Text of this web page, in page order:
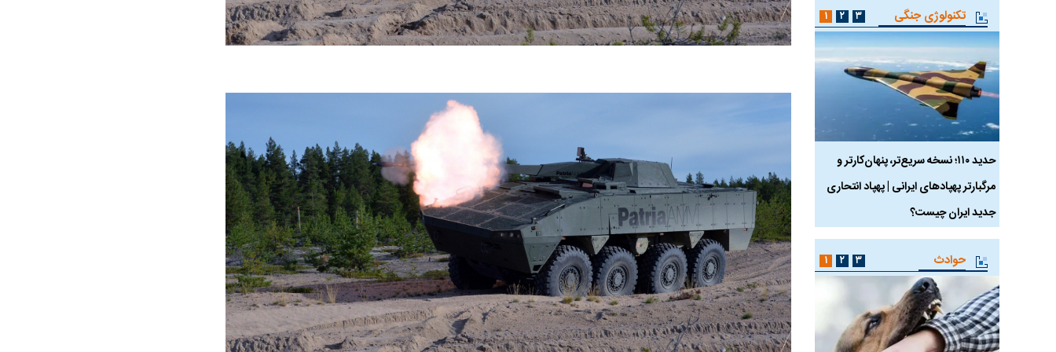
تکنولوژی جنگی
حدید ۱۱۰؛ نسخه سریع‌تر، پنهان‌کارتر و
مرگبارتر پهپادهای ایرانی | پهپاد انتحاری
جدید ایران چیست؟
فضاپیمای «استارشیپ» ایلان ماسک
چیست؟
حدید ۱۱۰؛ نسخه سریع‌تر، پنهان‌کارتر و
مرگبارتر پهپادهای ایرانی | پهپاد انتحاری
جدید ایران چیست؟
هواپیمای مرموز E-11A BACN چیست؟
۱ ۲ ۳
حوادث ۱ ۲ ۳